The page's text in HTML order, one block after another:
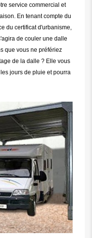
service commercial et
En tenant compte du
du certificat d'urbanisme,
de couler une dalle
que vous ne préfériez
de la dalle ? Elle vous
jours de pluie et pourra